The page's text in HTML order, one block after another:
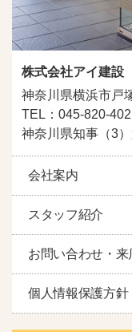
株式会社アイ建設
神奈川県横浜市戸
TEL：045-820-
神奈川県知事（3
会社案内
スタッフ紹介
お問い合わせ・来
個人情報保護方針